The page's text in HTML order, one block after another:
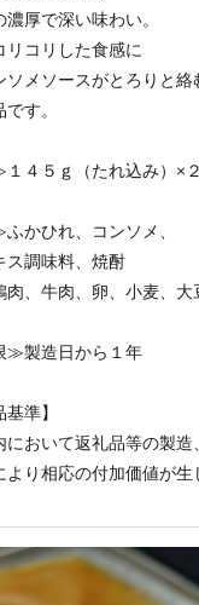
厚で深い味わい。
リコリした食感に
ソメソースがとろりと絡
す。
４５ｇ（たれ込み）×
かひれ、コンソメ、
ス調味料、焼酎
、牛肉、卵、小麦、大
≫製造日から１年
準】
において返礼品等の製
より相応の付加価値が生